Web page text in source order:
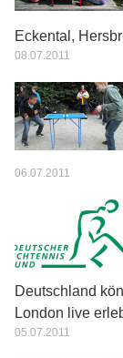
Eckental,
08.07.2011
06.07.2011
Deutschland
London live
05.07.2011